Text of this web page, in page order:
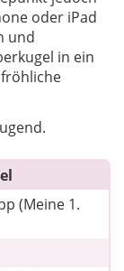
oder iPad
und
in ein
(Meine 1.